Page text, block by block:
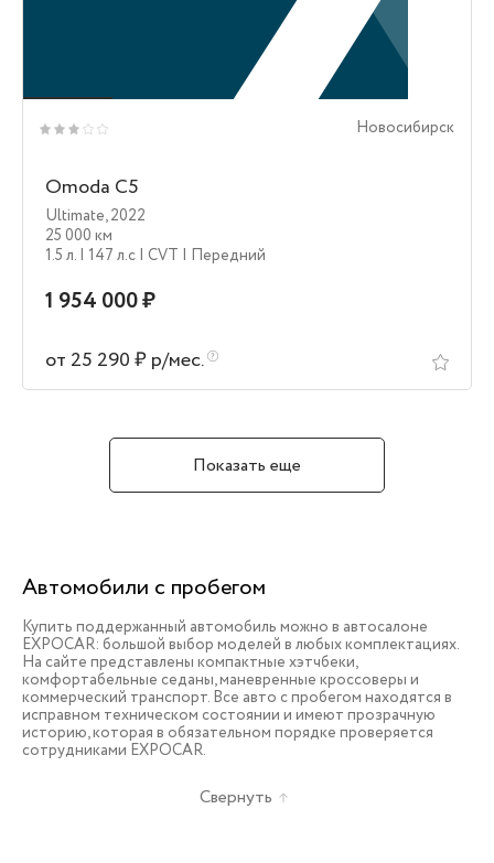
Новосибирск
Omoda C5
Ultimate,2022
25 000 км
1.5 л. | 147 л.c | CVT | Передний
1 954 000 ₽
от 25 290 ₽ р/мес.
Показать еще
Автомобили с пробегом
Купить поддержанный автомобиль можно в автосалоне
EXPOCAR: большой выбор моделей в любых комплектациях.
На сайте представлены компактные хэтчбеки,
комфортабельные седаны, маневренные кроссоверы и
коммерческий транспорт. Все авто с пробегом находятся в
исправном техническом состоянии и имеют прозрачную
историю, которая в обязательном порядке проверяется
сотрудниками EXPOCAR.
Свернуть